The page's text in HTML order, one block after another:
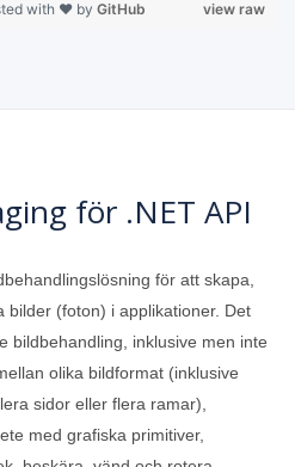
view raw
with ❤ by GitHub
för .NET API
för att skapa,
bilder (foton) i applikationer. Det
bildbehandling, inklusive men inte
olika bildformat (inklusive
sidor eller flera ramar),
med grafiska primitiver,